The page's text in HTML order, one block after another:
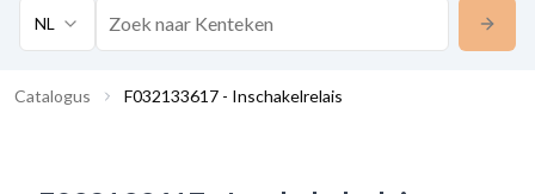
NL
Catalogus F032133617 - Inschakelrelais